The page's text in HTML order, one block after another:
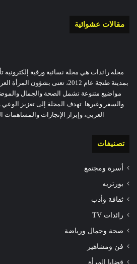
مقالات عشوائية
مجلة رائدات هي مجلة نسائية ورقية
بمدينة طنجة عام 2012، تعنى
مواضيع متنوعة تشمل الصحة والجمال
والسفر وغيرها. تهدف المجلة إلى تعزيز الوعي
العربي، وإبراز الإنجازات والمساهمات
تصنيفات
أسرة ومجتمع
بورتريه
ثقافة وأدب
رائدات TV
صحة وجمال ورياضة
فن ومشاهير
قضايا المرأة